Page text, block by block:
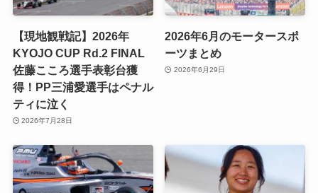
【現地観戦記】2026年
KYOJO CUP Rd.2 FINAL
佐藤こころ選手表彰台獲
得！PP三浦愛選手はペナル
ティに泣く
2026年7月28日
2026年6月のモータースポ
ーツまとめ
2026年6月29日